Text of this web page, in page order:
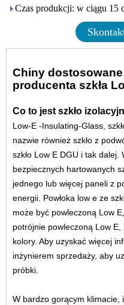
Czas produkcji: w ciągu 15
Chiny
producenta szkła
Co to jest szkło
Low-E -Insulating-Glass,
nazwie również szkło z
szkło Low E DGU i tak
bezpiecznych hartowanych
jednego lub więcej paneli z
energii. Powłoka low e ze
może być powleczoną Low
potrójnie powleczoną Low
kolory. Aby uzyskać więcej
inżynierem sprzedaży, aby
próbki.
W bardzo gorącym klimacie,